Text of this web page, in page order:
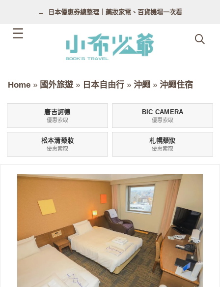
日本優惠券總整理｜藥妝家電、百貨機場一次看
Home » 國外旅遊 » 日本自由行 » 沖繩 » 沖繩住宿
唐吉訶德
優惠索取
BIC CAMERA
優惠索取
松本清藥妝
優惠索取
札幌藥妝
優惠索取